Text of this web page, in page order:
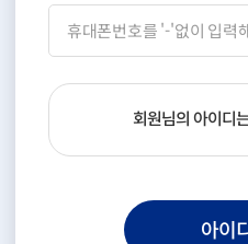
회원님의 아이디
아이